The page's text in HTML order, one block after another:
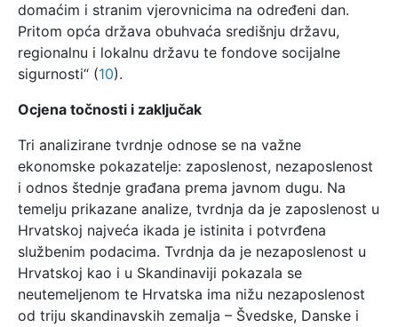
domaćim i stranim vjerovnicima na određeni dan.
Pritom opća država obuhvaća središnju državu,
regionalnu i lokalnu državu te fondove socijalne
sigurnosti“ (10).
Ocjena točnosti i zaključak
Tri analizirane tvrdnje odnose se na važne
ekonomske pokazatelje: zaposlenost, nezaposlenost
i odnos štednje građana prema javnom dugu. Na
temelju prikazane analize, tvrdnja da je zaposlenost u
Hrvatskoj najveća ikada je istinita i potvrđena
službenim podacima. Tvrdnja da je nezaposlenost u
Hrvatskoj kao i u Skandinaviji pokazala se
neutemeljenom te Hrvatska ima nižu nezaposlenost
od triju skandinavskih zemalja – Švedske, Danske i